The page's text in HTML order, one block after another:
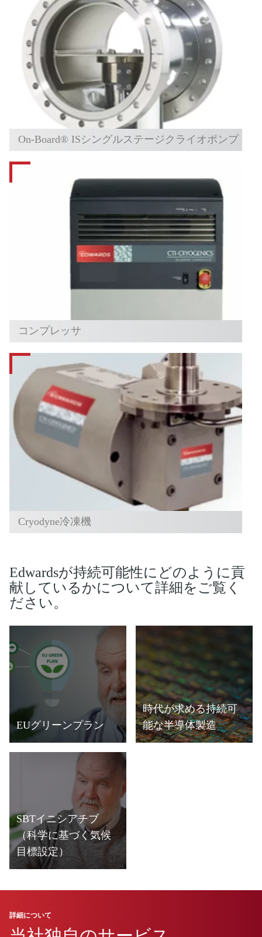
On-Board® ISシングルステージクライオポンプ
コンプレッサ
Cryodyne冷凍機
Edwardsが持続可能性にどのように貢
献しているかについて詳細をご覧く
ださい。
EUグリーンプラン
時代が求める持続可
能な半導体製造
SBTイニシアチブ
（科学に基づく気候
目標設定）
詳細について